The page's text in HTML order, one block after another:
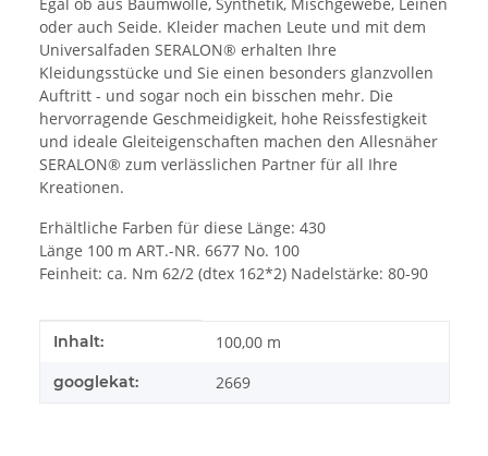
oder auch Seide. Kleider machen Leute und mit dem
Universalfaden SERALON® erhalten Ihre
Kleidungsstücke und Sie einen besonders glanzvollen
Auftritt - und sogar noch ein bisschen mehr. Die
hervorragende Geschmeidigkeit, hohe Reissfestigkeit
und ideale Gleiteigenschaften machen den Allesnäher
SERALON® zum verlässlichen Partner für all Ihre
Kreationen.
Erhältliche Farben für diese Länge: 430
Länge 100 m ART.-NR. 6677 No. 100
Feinheit: ca. Nm 62/2 (dtex 162*2) Nadelstärke: 80-90
Produkteigenschaft
Wert
Inhalt: 100,00 m
googlekat: 2669